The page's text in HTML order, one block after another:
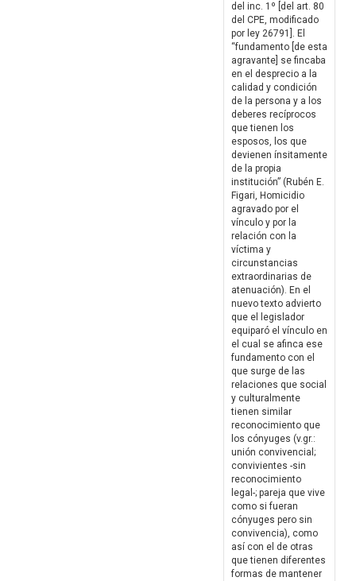
del inc. 1º [del art. 80
del CPE, modificado
por ley 26791]. El
“fundamento [de esta
agravante] se fincaba
en el desprecio a la
calidad y condición
de la persona y a los
deberes recíprocos
que tienen los
esposos, los que
devienen ínsitamente
de la propia
institución” (Rubén E.
Figari, Homicidio
agravado por el
vínculo y por la
relación con la
víctima y
circunstancias
extraordinarias de
atenuación). En el
nuevo texto advierto
que el legislador
equiparó el vínculo en
el cual se afinca ese
fundamento con el
que surge de las
relaciones que social
y culturalmente
tienen similar
reconocimiento que
los cónyuges (v.gr.:
unión convivencial;
convivientes -sin
reconocimiento
legal-; pareja que vive
como si fueran
cónyuges pero sin
convivencia), como
así con el de otras
que tienen diferentes
formas de mantener